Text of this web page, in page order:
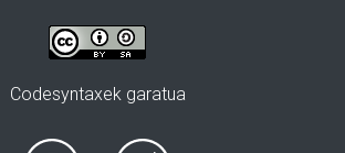
Codesyntaxek garatua